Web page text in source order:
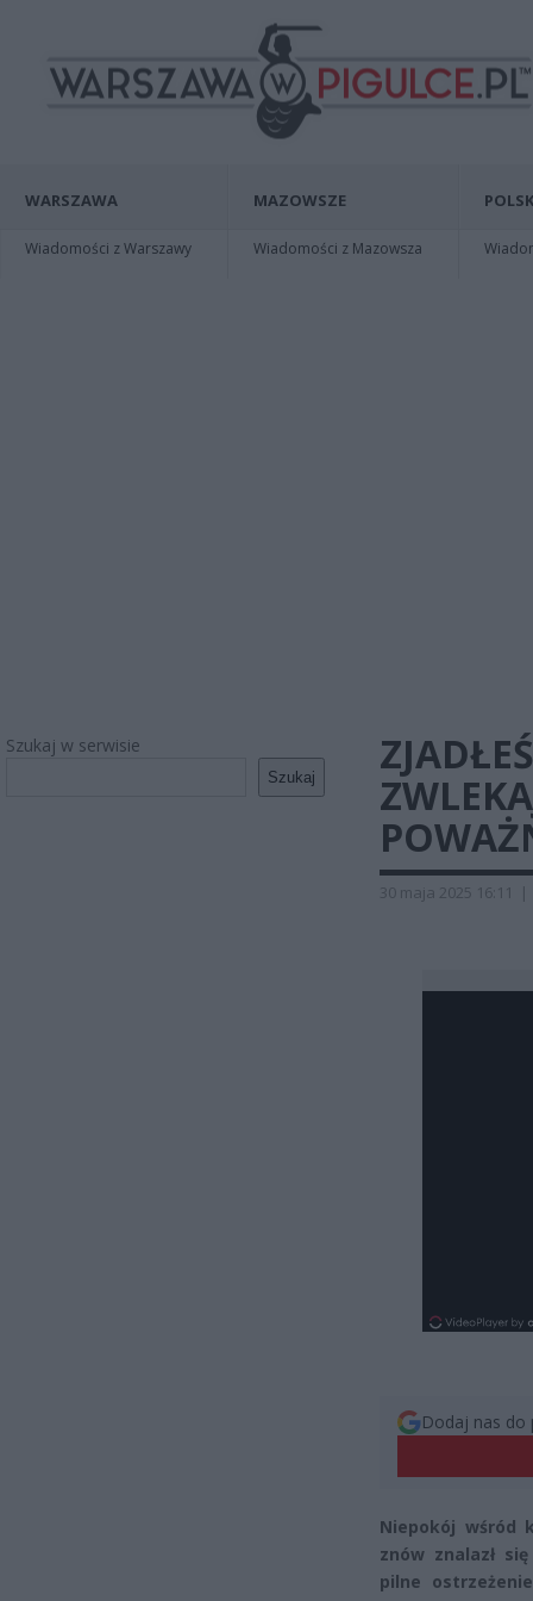
WARSZAWA
Wiadomości z Warszawy
MAZOWSZE
Wiadomości z Mazowsza
Szukaj w serwisie
Szukaj
30 maja 2025 16:11 |
Dodaj nas do
Niepokój wśród
znów znalazł
pilne